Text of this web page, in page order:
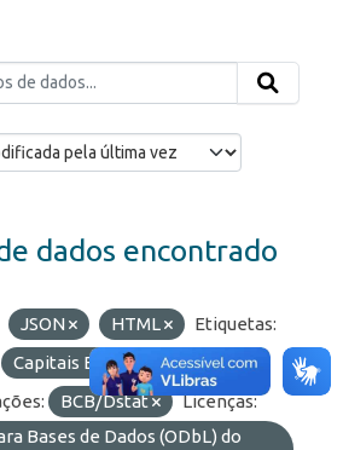
dados encontrado
JSON HTML
Etiquetas:
Capitais Estrangeiros
BCB/Dstat
Licenças:
Bases de Dados (ODbL) do